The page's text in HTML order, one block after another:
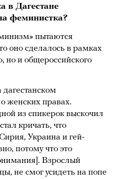
в Дагестане
феминистка?
пытаются
оно сделалось в рамках
но и общероссийского
дагестанском
женских правах.
из спикерок выскочил
кричать, что
Украина и гей-
потому что это
Взрослый
не смог усидеть на попе